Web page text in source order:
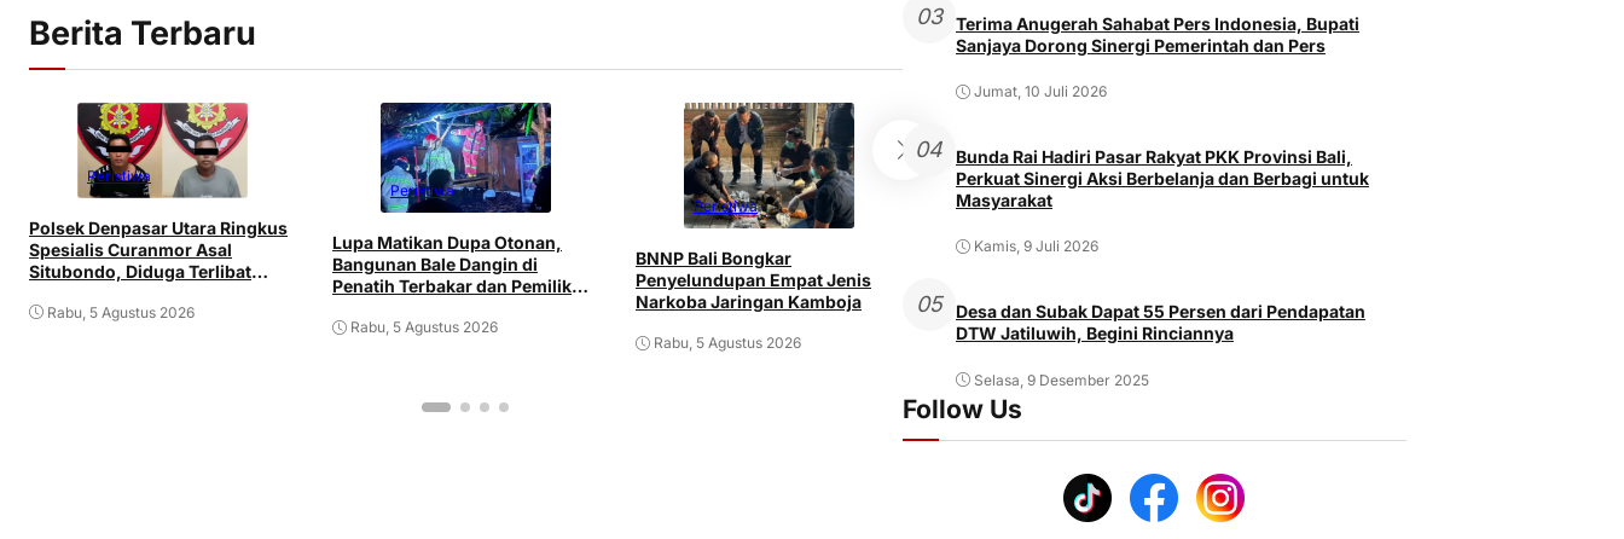
Berita Terbaru
Peristiwa
Polsek Denpasar Utara Ringkus
Spesialis Curanmor Asal
Situbondo, Diduga Terlibat
Rabu, 5 Agustus 2026
Peristiwa
Lupa Matikan Dupa Otonan,
Bangunan Bale Dangin di
Penatih Terbakar dan Pemilik
Rabu, 5 Agustus 2026
Peristiwa
BNNP Bali Bongkar
Penyelundupan Empat Jenis
Narkoba Jaringan Kamboja
Rabu, 5 Agustus 2026
Peristiwa
Senjata Tajam
03
Terima Anugerah Sahabat Pers Indonesia, Bupati
Sanjaya Dorong Sinergi Pemerintah dan Pers
Jumat, 10 Juli 2026
04
Bunda Rai Hadiri Pasar Rakyat PKK Provinsi Bali,
Perkuat Sinergi Aksi Berbelanja dan Berbagi untuk
Masyarakat
Kamis, 9 Juli 2026
05
Desa dan Subak Dapat 55 Persen dari Pendapatan
DTW Jatiluwih, Begini Rinciannya
Selasa, 9 Desember 2025
Follow Us